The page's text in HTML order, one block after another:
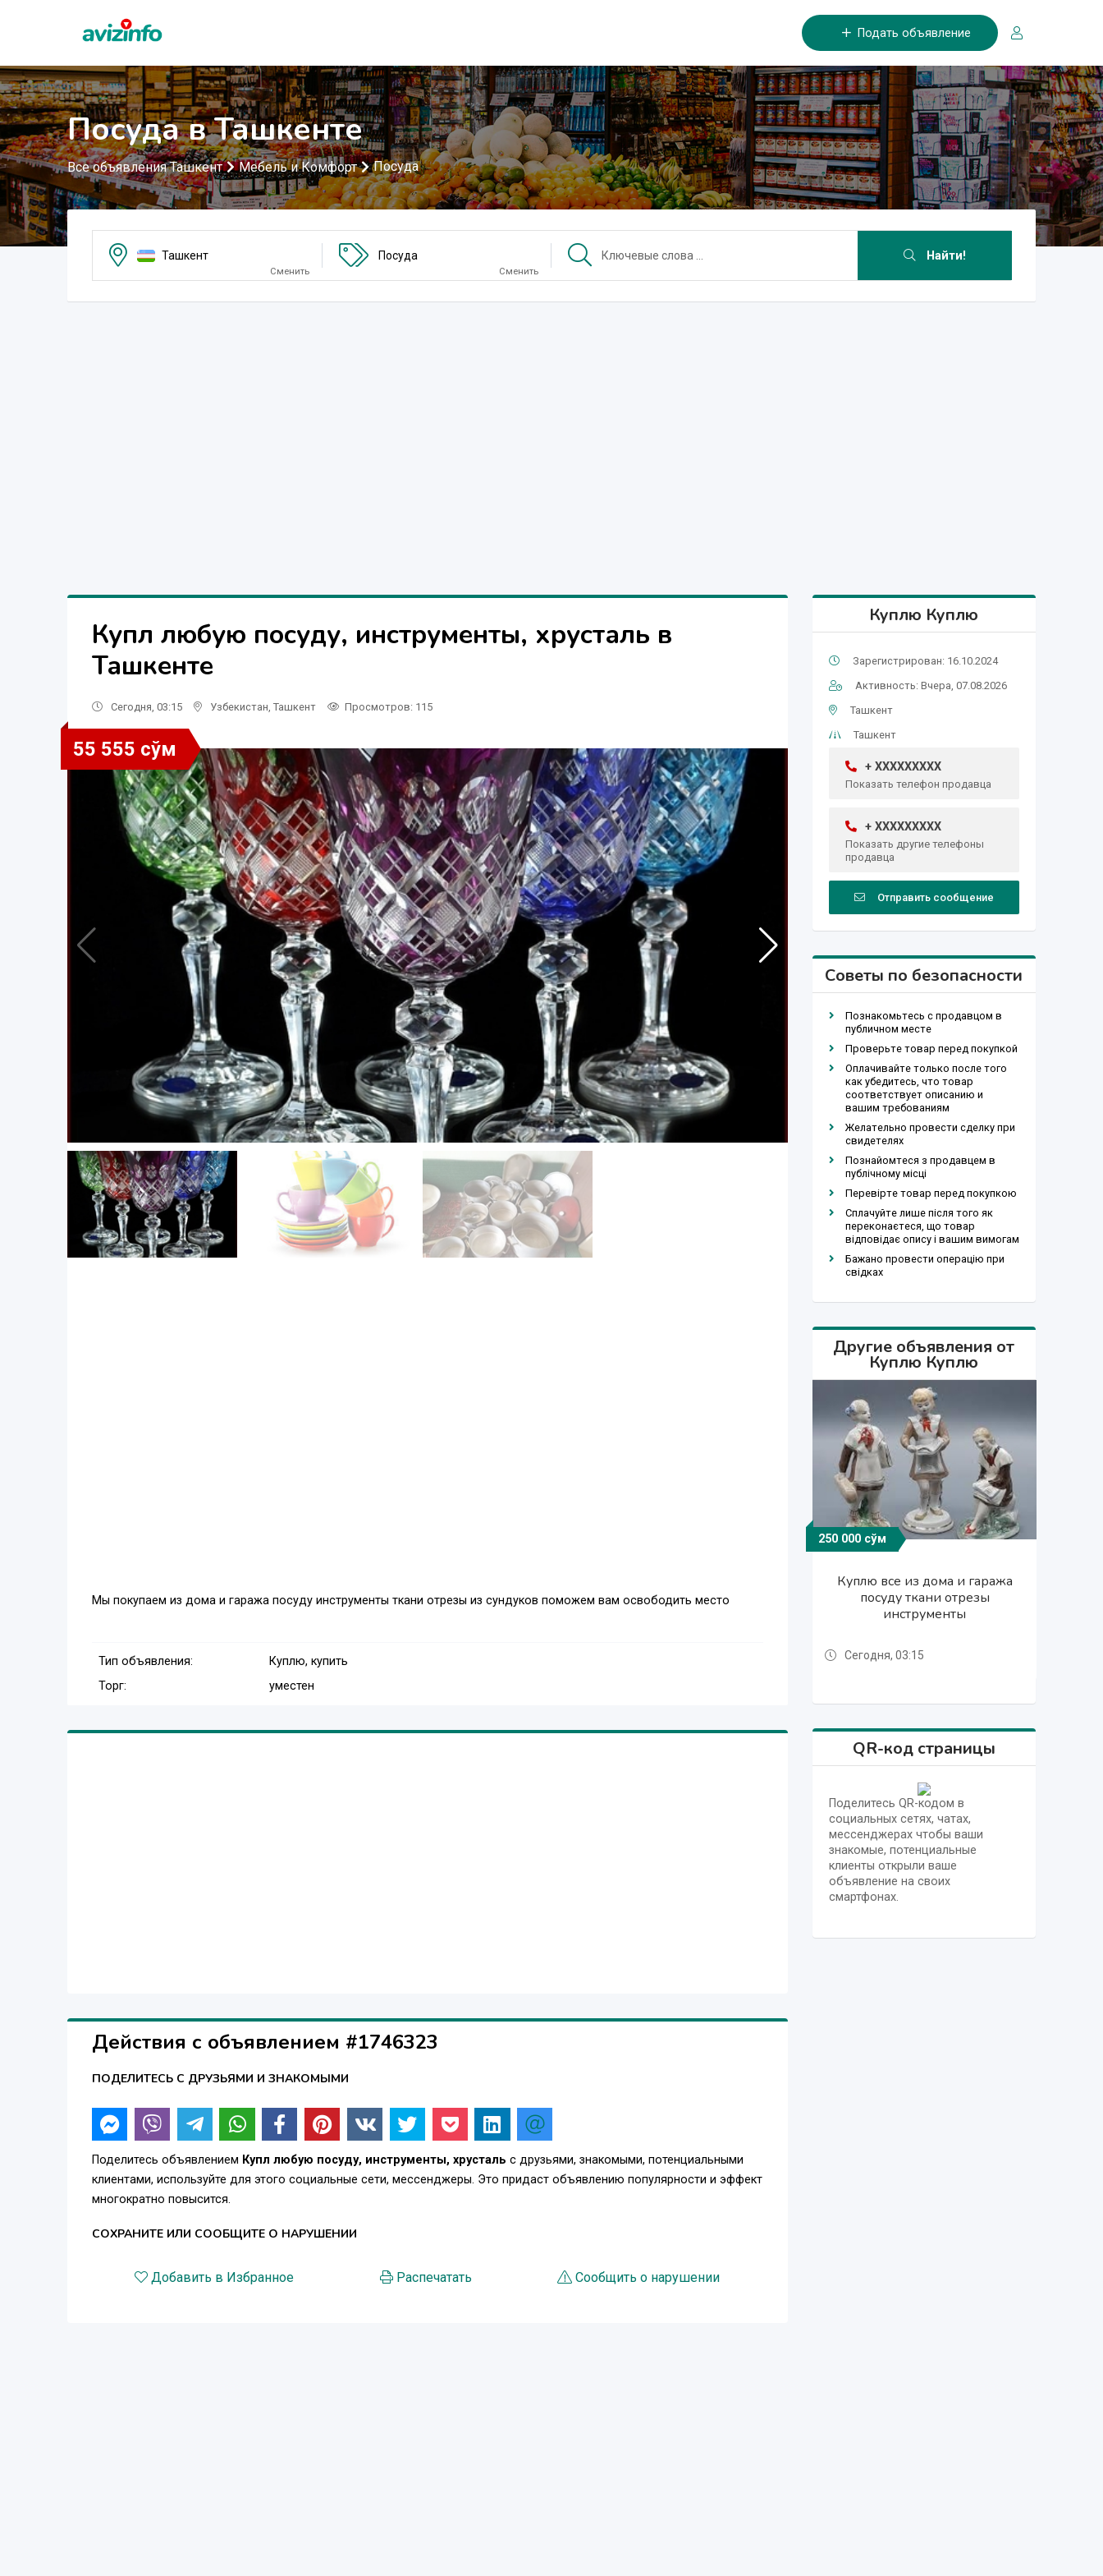
Подать объявление
Посуда в Ташкенте
Все объявления Ташкент Мебель и Комфорт Посуда
Ташкент
Сменить
Посуда
Сменить
Найти!
Купл любую посуду, инструменты, хрусталь в
Ташкенте
Сегодня, 03:15 Узбекистан Ташкент Просмотров: 115
55 555 сўм
Мы покупаем из дома и гаража посуду инструменты ткани отрезы из сундуков поможем вам освободить место
Тип объявления:
Куплю, купить
Торг:
уместен
Действия с объявлением #1746323
ПОДЕЛИТЕСЬ С ДРУЗЬЯМИ И ЗНАКОМЫМИ
Поделитесь объявлением Купл любую посуду, инструменты, хрусталь с друзьями, знакомыми, потенциальными
клиентами, используйте для этого социальные сети, мессенджеры. Это придаст объявлению популярности и эффект
многократно повысится.
СОХРАНИТЕ ИЛИ СООБЩИТЕ О НАРУШЕНИИ
Добавить в Избранное Распечатать Сообщить о нарушении
Куплю Куплю
Зарегистрирован: 16.10.2024
Активность: Вчера, 07.08.2026
Ташкент
Ташкент
+ XXXXXXXXX
Показать телефон продавца
+ XXXXXXXXX
Показать другие телефоны
продавца
Отправить сообщение
Советы по безопасности
Познакомьтесь с продавцом в
публичном месте
Проверьте товар перед покупкой
Оплачивайте только после того
как убедитесь, что товар
соответствует описанию и
вашим требованиям
Желательно провести сделку при
свидетелях
Познайомтеся з продавцем в
публічному місці
Перевірте товар перед покупкою
Сплачуйте лише після того як
переконаєтеся, що товар
відповідає опису і вашим вимогам
Бажано провести операцію при
свідках
Другие объявления от
Куплю Куплю
33 333 сўм
Куплю ткани отрезы из дома
и гаража и так же посуду
хрусталь
250 000 сўм
Куплю все из дома и гаража
посуду ткани отрезы
инструменты
33 333 сўм
Куплю ткани отрезы из дома
и гаража и так же посуду
хрусталь
250 000 сўм
Куплю все из дома и гаража
посуду ткани отрезы
инструменты
Сегодня, 03:15
QR-код страницы
Поделитесь QR-кодом в
социальных сетях, чатах,
мессенджерах чтобы ваши
знакомые, потенциальные
клиенты открыли ваше
объявление на своих
смартфонах.